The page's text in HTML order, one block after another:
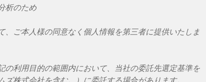
析のため
、ご本人様の同意なく個人情報を第三者に提供いたしま
の利用目的の範囲内において、当社の委託先選定基準を
ズ株式会社を含む。）に委託する場合があります。